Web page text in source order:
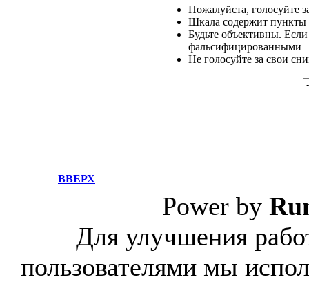
Пожалуйста, голосуйте
Шкала содержит пункты
Будьте объективны.
фальсифицированными
Не голосуйте за свои
ВВЕРХ
Power by
Для улучшения
пользователями мы